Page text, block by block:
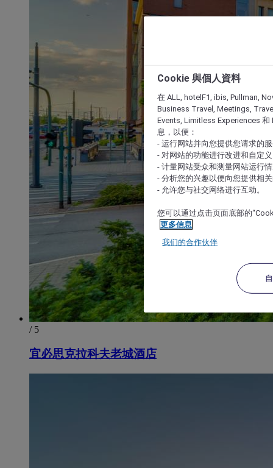
/ 5
宜必思克拉科夫老城酒店
Cookie 與個人資料
在 ALL, hotelF1, ibis, Pullman,
Business Travel, Meetings,
Events, Limitless Experiences 和
息，以便：
- 运行网站并向您提供您请求的
- 对网站的功能进行改进和自定义
- 计量网站受众和测量网站运行
- 分析您的兴趣以便向您提供相
- 允许您与社交网络进行互动。
您可以通过点击页面底部的
更多信息
我们的合作伙伴